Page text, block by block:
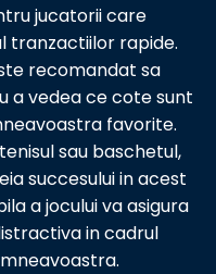
jucatorii care
tranzactiilor rapide.
recomandat sa
a vedea ce cote sunt
favorite.
sau baschetul,
succesului in acest
a jocului va asigura
in cadrul